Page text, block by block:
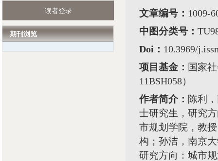
文章编号： 1009-
中图分类号：
Doi： 10.3969/
项目基金： 国家
11BSH058）
作者简介： 陈利
士研究生，研究
市规划学院，教
构；孙洁，南京
研究方向：城市
读者登录
期刊浏览